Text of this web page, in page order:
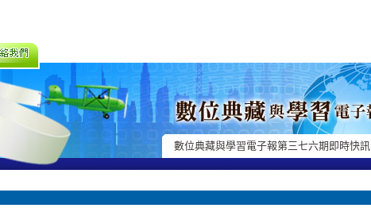
數位典藏與學習電子報第三七六期即時快訊